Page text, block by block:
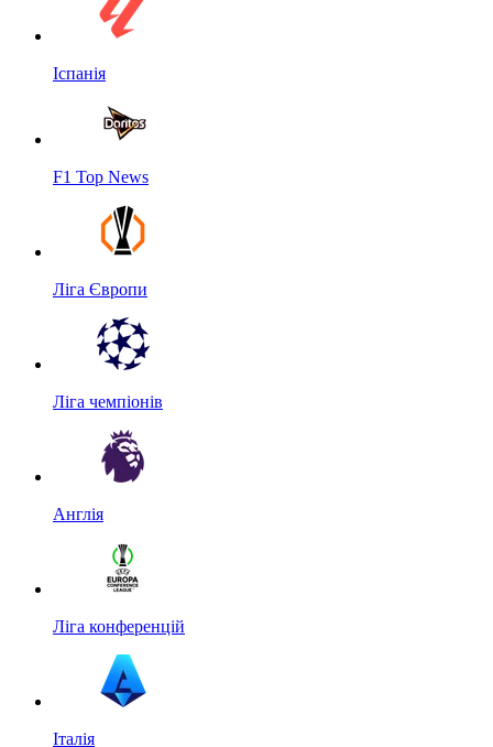
Іспанія
F1 Top News
Ліга Європи
Ліга чемпіонів
Англія
Ліга конференцій
Італія